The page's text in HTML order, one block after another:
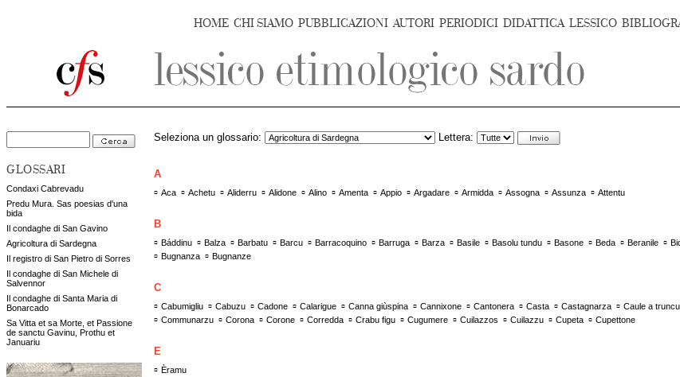
HOME CHI SIAMO PUBBLICAZIONI AUTORI PERIODICI DIDATTICA LESSICO
GLOSSARI
Condaxi Cabrevadu
Predu Mura. Sas poesias d'una
bida
Il condaghe di San Gavino
Agricoltura di Sardegna
Il registro di San Pietro di Sorres
Il condaghe di San Michele di
Salvennor
Il condaghe di Santa Maria di
Bonarcado
Sa Vitta et sa Morte, et Passione
de sanctu Gavinu, Prothu et
Januariu
Seleziona un glossario: Lettera:
A
▫ Aca ▫ Achetu ▫ Aliderru ▫ Alidone ▫ Alino ▫ Amenta ▫ Appio ▫ Argadare ▫ Armidda ▫ Assogna ▫ Assunza ▫ Attentu
B
▫ Báddinu ▫ Balza ▫ Barbatu ▫ Barcu ▫ Barracoquino ▫ Barruga ▫ Barza ▫ Basile ▫ Basolu tundu ▫ Basone ▫ Beda ▫ Beranile ▫
▫ Bugnanza ▫ Bugnanze
C
▫ Cabumigliu ▫ Cabuzu ▫ Cadone ▫ Calarigue ▫ Canna giùspina ▫ Cannixone ▫ Cantonera ▫ Casta ▫ Castagnarza ▫ Caule a truncu
▫ Communarzu ▫ Corona ▫ Corone ▫ Corredda ▫ Crabu figu ▫ Cugumere ▫ Cuilazzos ▫ Cuilazzu ▫ Cupeta ▫ Cupettone
E
▫ Èramu